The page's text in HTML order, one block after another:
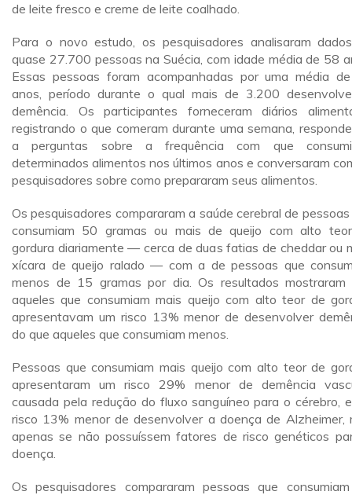
de leite fresco e creme de leite coalhado.
Para o novo estudo, os pesquisadores analisaram
quase 27.700 pessoas na Suécia, com idade média de 58
Essas pessoas foram acompanhadas por uma média
anos, período durante o qual mais de 3.200
demência. Os participantes forneceram diários
registrando o que comeram durante uma semana,
a perguntas sobre a frequência com que
determinados alimentos nos últimos anos e conversaram
pesquisadores sobre como prepararam seus alimentos.
Os pesquisadores compararam a saúde cerebral de pessoas
consumiam 50 gramas ou mais de queijo com alto
gordura diariamente — cerca de duas fatias de cheddar ou
xícara de queijo ralado — com a de pessoas que
menos de 15 gramas por dia. Os resultados mostraram
aqueles que consumiam mais queijo com alto teor de
apresentavam um risco 13% menor de desenvolver
do que aqueles que consumiam menos.
Pessoas que consumiam mais queijo com alto teor de
apresentaram um risco 29% menor de demência
causada pela redução do fluxo sanguíneo para o cérebro,
risco 13% menor de desenvolver a doença de Alzheimer,
apenas se não possuíssem fatores de risco genéticos
doença.
Os pesquisadores compararam pessoas que